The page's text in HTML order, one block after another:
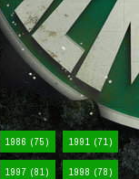
1986 (75) 1991 (71)
1997 (81) 1998 (78)